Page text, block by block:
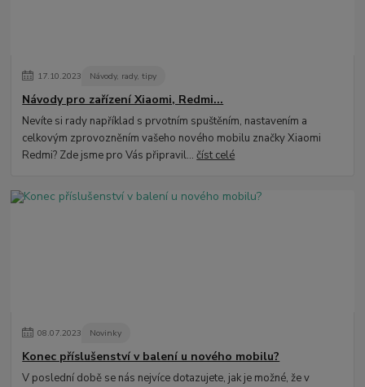
17.10.2023 Návody, rady, tipy
Návody pro zařízení Xiaomi, Redmi...
Nevíte si rady například s prvotním spuštěním, nastavením a
celkovým zprovozněním vašeho nového mobilu značky Xiaomi
Redmi? Zde jsme pro Vás připravil...číst celé
08.07.2023 Novinky
Konec příslušenství v balení u nového mobilu?
V poslední době se nás nejvíce dotazujete, jak je možné, že v